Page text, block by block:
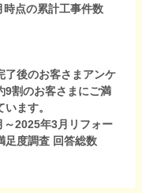
点の累計工事件数
了後のお客さまアンケ
9割のお客さまにご満
ます。
2025年3月リフォー
足度調査 回答総数